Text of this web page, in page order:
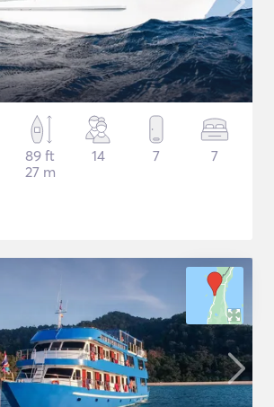
89 ft
27 m
14 7 7